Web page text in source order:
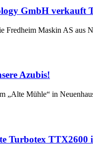
GmbH verkauft
Fredheim Maskin AS aus
Azubis!
„Alte Mühle“ in
Turbotex TTX2600